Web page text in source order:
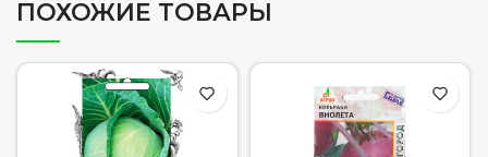
ПОХОЖИЕ ТОВАРЫ